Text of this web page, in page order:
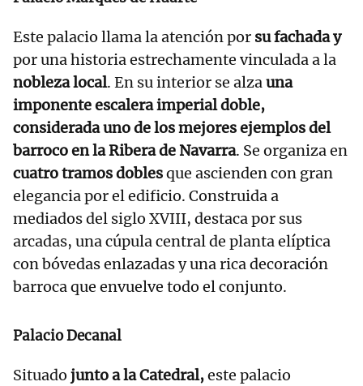
Este palacio llama la atención por su fachada y
por una historia estrechamente vinculada a la
nobleza local. En su interior se alzauna
imponente escalera imperial doble,
considerada uno de los mejores ejemplos del
barroco en la Ribera de Navarra. Se organiza en
cuatro tramos doblesque ascienden con gran
elegancia por el edificio. Construida a
mediados del siglo XVIII, destaca por sus
arcadas, una cúpula central de planta elíptica
con bóvedas enlazadas y una rica decoración
barroca que envuelve todo el conjunto.
Palacio Decanal
Situado junto a la Catedral,este palacio